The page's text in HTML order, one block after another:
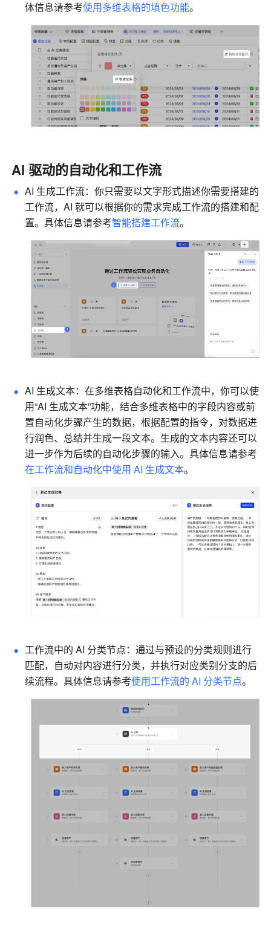
体信息请参考使用多维表格的填色功能。
AI 驱动的自动化和工作流
AI 生成工作流：你只需要以文字形式描述你需要搭建的
工作流，AI 就可以根据你的需求完成工作流的搭建和配
置。具体信息请参考智能搭建工作流。
AI 生成文本：在多维表格自动化和工作流中，你可以使
用“AI 生成文本”功能，结合多维表格中的字段内容或前
置自动化步骤产生的数据，根据配置的指令，对数据进
行润色、总结并生成一段文本。生成的文本内容还可以
进一步作为后续的自动化步骤的输入。具体信息请参考
在工作流和自动化中使用 AI 生成文本。
工作流中的 AI 分类节点：通过与预设的分类规则进行
匹配，自动对内容进行分类，并执行对应类别分支的后
续流程。具体信息请参考使用工作流的 AI 分类节点。